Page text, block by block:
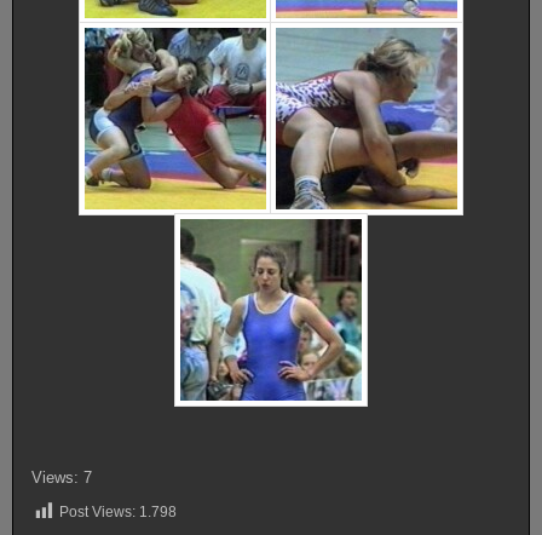
Views: 7
Post Views: 1.798